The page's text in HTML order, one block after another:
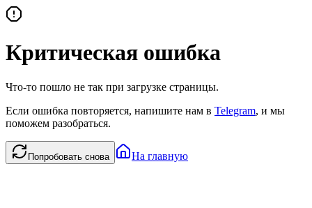
Критическая ошибка
Что-то пошло не так при загрузке страницы.
Если ошибка повторяется, напишите нам в Telegram, и мы
поможем разобраться.
Попробовать снова На главную